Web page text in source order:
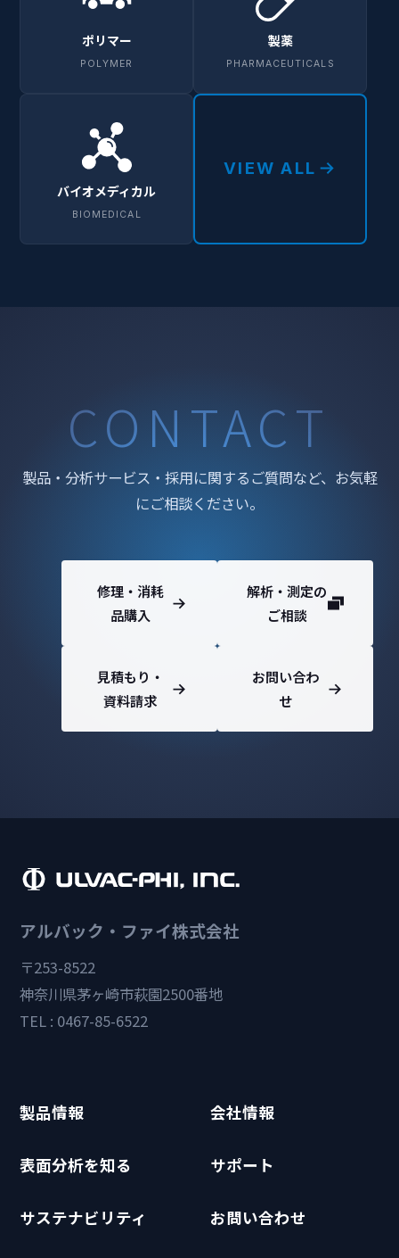
ポリマー
POLYMER
製薬
PHARMACEUTICALS
バイオメディカル
BIOMEDICAL
VIEW ALL
CONTACT
製品・分析サービス・採用に関するご質問など、お気軽
にご相談ください。
修理・消耗
品購入
解析・測定の
ご相談
見積もり・
資料請求
お問い合わ
せ
アルバック・ファイ株式会社
〒253-8522
神奈川県茅ヶ崎市萩園2500番地
TEL : 0467-85-6522
製品情報 会社情報
表面分析を知る サポート
サステナビリティ お問い合わせ